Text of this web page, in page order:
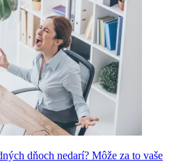
dňoch nedarí? Môže za to vaše